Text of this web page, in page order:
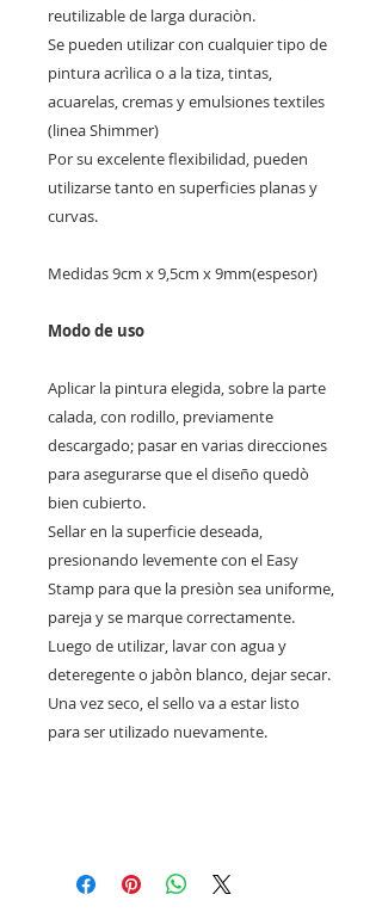
reutilizable de larga duraciòn.
Se pueden utilizar con cualquier tipo de
pintura acrìlica o a la tiza, tintas,
acuarelas, cremas y emulsiones textiles
(linea Shimmer)
Por su excelente flexibilidad, pueden
utilizarse tanto en superficies planas y
curvas.
Medidas 9cm x 9,5cm x 9mm(espesor)
Modo de uso
Aplicar la pintura elegida, sobre la parte
calada, con rodillo, previamente
descargado; pasar en varias direcciones
para asegurarse que el diseño quedò
bien cubierto.
Sellar en la superficie deseada,
presionando levemente con el Easy
Stamp para que la presiòn sea uniforme,
pareja y se marque correctamente.
Luego de utilizar, lavar con agua y
deteregente o jabòn blanco, dejar secar.
Una vez seco, el sello va a estar listo
para ser utilizado nuevamente.